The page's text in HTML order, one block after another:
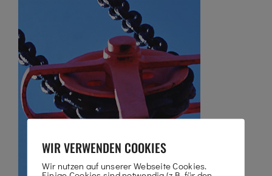
WIR VERWENDEN COOKIES
Wir nutzen auf unserer Webseite Cookies.